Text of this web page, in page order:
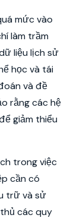
mức vào
làm trầm
liệu lịch sử
học và tái
và đề
rằng các hệ
giảm thiểu
trong việc
cần có
trữ và sử
các quy